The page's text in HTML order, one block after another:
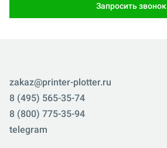
Запросить звонок
zakaz@printer-plotter.ru
8 (495) 565-35-74
8 (800) 775-35-94
telegram